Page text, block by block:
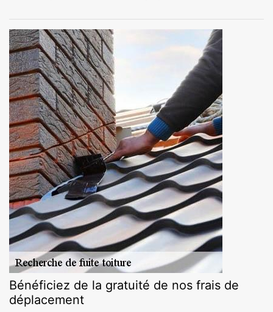
Bénéficiez de la gratuité de nos frais de
déplacement